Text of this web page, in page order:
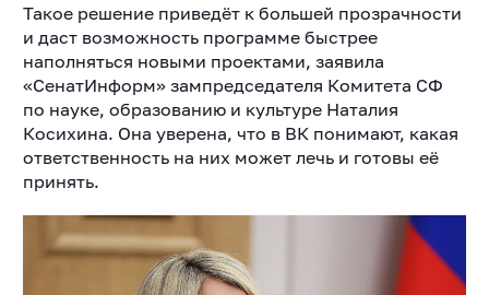
Такое решение приведёт к большей прозрачности
и даст возможность программе быстрее
наполняться новыми проектами, заявила
«СенатИнформ» зампредседателя Комитета СФ
по науке, образованию и культуре Наталия
Косихина. Она уверена, что в ВК понимают, какая
ответственность на них может лечь и готовы её
принять.